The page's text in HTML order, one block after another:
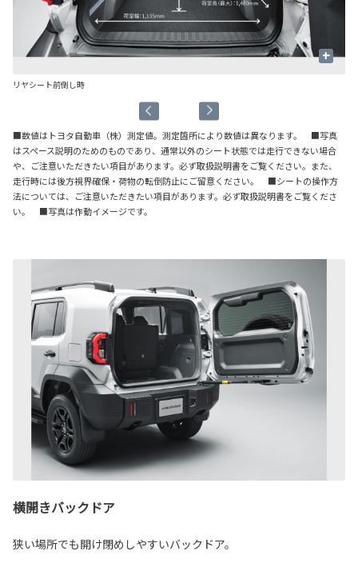
+
リヤシート前倒し時
■数値はトヨタ自動車（株）測定値。測定箇所により数値は異なります。 ■写真
はスペース説明のためのものであり、通常以外のシート状態では走行できない場合
や、ご注意いただきたい項目があります。必ず取扱説明書をご覧ください。また、
走行時には後方視界確保・荷物の転倒防止にご留意ください。 ■シートの操作方
法については、ご注意いただきたい項目があります。必ず取扱説明書をご覧くださ
い。 ■写真は作動イメージです。
横開きバックドア
狭い場所でも開け閉めしやすいバックドア。